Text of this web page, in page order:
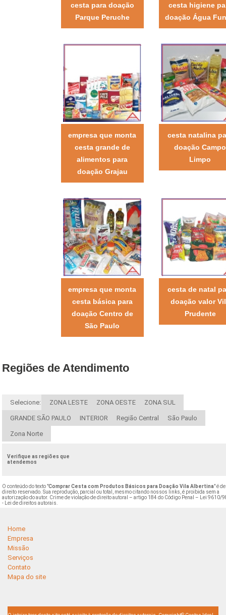
cesta para doação
Parque Peruche
cesta higiene
doação Água
empresa que monta
cesta grande de
alimentos para
doação Grajau
cesta natalina
doação Campo
Limpo
empresa que monta
cesta básica para
doação Centro de
São Paulo
cesta de natal
doação valor
Prudente
Regiões de Atendimento
Selecione: ZONA LESTE ZONA OESTE ZONA SUL
GRANDE SÃO PAULO INTERIOR Região Central São Paulo
Zona Norte
Verifique as regiões que
atendemos
O conteúdo do texto "Comprar Cesta com Produtos Básicos para Doação Vila Albertina" é de
direito reservado. Sua reprodução, parcial ou total, mesmo citando nossos links, é proibida sem a
autorização do autor. Crime de violação de direito autoral – artigo 184 do Código Penal –
Lei 9610/
- Lei de direitos autorais
Home
Empresa
Missão
Serviços
Contato
Mapa do site
©